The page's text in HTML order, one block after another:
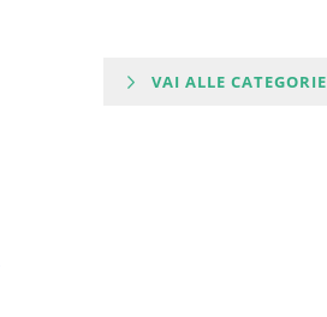
VAI ALLE CATEGORIE